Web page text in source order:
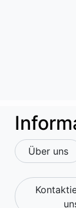
Über uns